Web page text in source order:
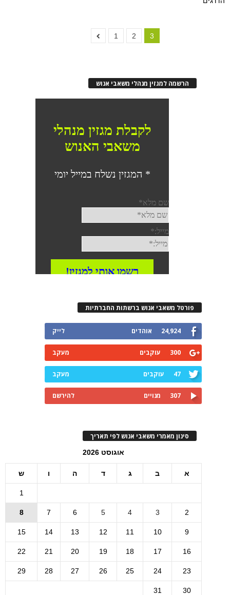
1 2 3
הרשמה למגזין מנהלי משאבי אנוש
פורטל משאבי אנוש ברשתות החברתיות
24,924 אוהדים לייק
300 עוקבים מעקב
47 עוקבים מעקב
307 מנויים להירשם
סינון מאמרי משאבי אנוש לפי תאריך
אוגוסט 2026
א ב ג ד ה ו ש
1
2
3
4
5
6
7
8
9
10
11
12
13
14
15
16
17
18
19
20
21
22
23
24
25
26
27
28
29
30
31